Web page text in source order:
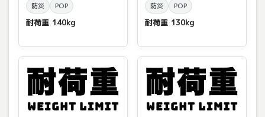
防災 POP
耐荷重 140kg
防災 POP
耐荷重 130kg